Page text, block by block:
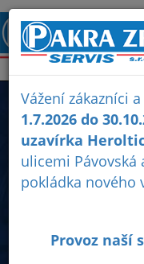
Prodej originálních
osobních vozidel
0
Vážení zákazníci
1.7.2026 do
uzavírka
ulicemi Pávovská
pokládka
Provoz naší